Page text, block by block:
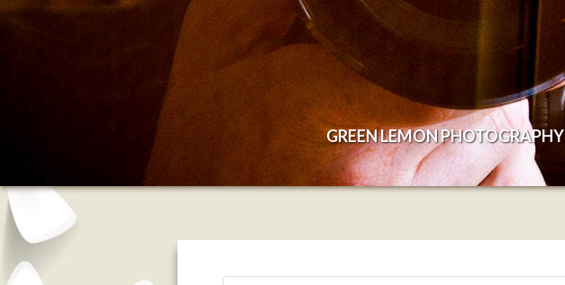
GREEN LEMON PHOTOGRAPHY